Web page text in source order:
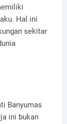
Hal ini
sekitar
Banyumas
ini bukan